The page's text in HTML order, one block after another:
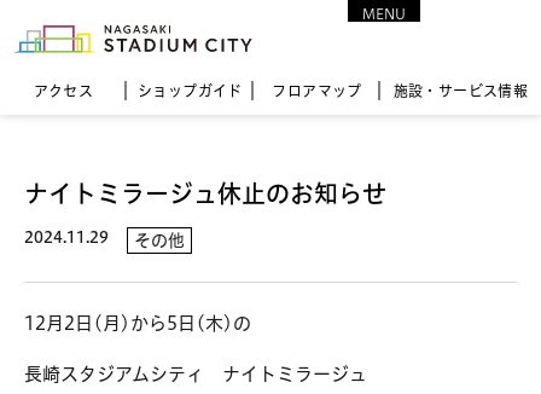
アクセス ショップガイド フロア マップ 施設・サービス情報
MENU
ナイトミラージュ休止のお知らせ
2024.11.29 その他
12月2日(月)から5日(木)の
長崎スタジアムシティ ナイトミラージュ